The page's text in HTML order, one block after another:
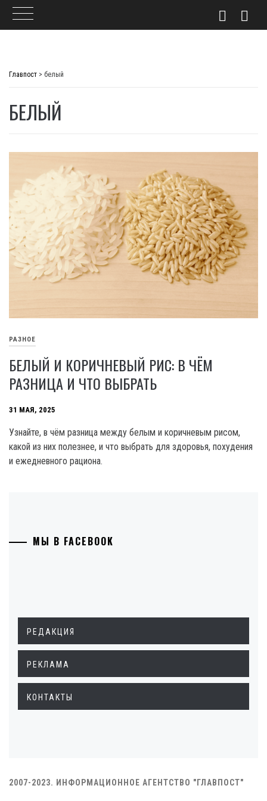
Главпост > белый
БЕЛЫЙ
РАЗНОЕ
БЕЛЫЙ И КОРИЧНЕВЫЙ РИС: В ЧЁМ
РАЗНИЦА И ЧТО ВЫБРАТЬ
31 МАЯ, 2025
Узнайте, в чём разница между белым и коричневым рисом,
какой из них полезнее, и что выбрать для здоровья, похудения
и ежедневного рациона.
МЫ В FACEBOOK
РЕДАКЦИЯ
РЕКЛАМА
КОНТАКТЫ
2007-2023. ИНФОРМАЦИОННОЕ АГЕНТСТВО "ГЛАВПОСТ"